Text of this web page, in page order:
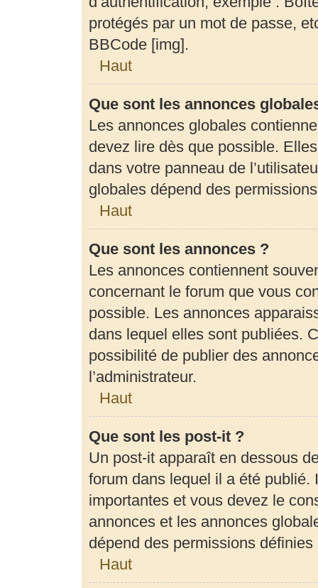
protégés par un mot de passe,
BBCode [img].
Haut
Que sont les annonces
Les annonces globales
devez lire dès que possible.
dans votre panneau de
globales dépend des
Haut
Que sont les annonces ?
Les annonces contiennent
concernant le forum que vous
possible. Les annonces
dans lequel elles sont publiées.
possibilité de publier des
l’administrateur.
Haut
Que sont les post-it ?
Un post-it apparaît en dessous
forum dans lequel il a été
importantes et vous devez le
annonces et les annonces
dépend des permissions définies
Haut